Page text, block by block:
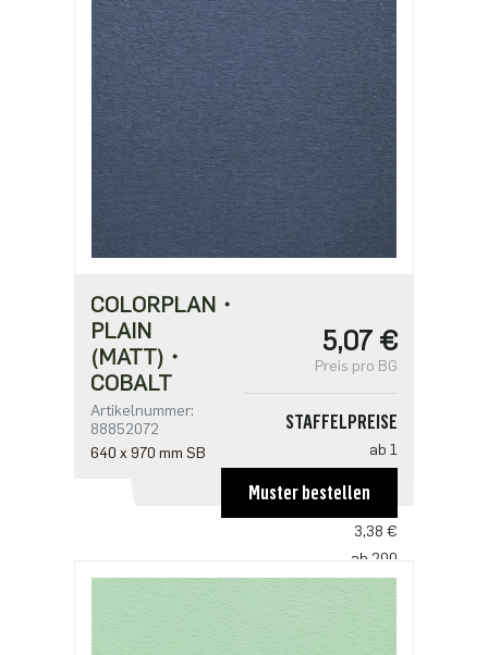
7,67 €
ab 500
6,14 €
COLORPLAN・
PLAIN
(MATT)・
COBALT
Artikelnummer:
88852072
640 x 970 mm SB
5,07 €
Preis pro BG
STAFFELPREISE
ab 1
ab 100
3,38 €
ab 200
Muster bestellen